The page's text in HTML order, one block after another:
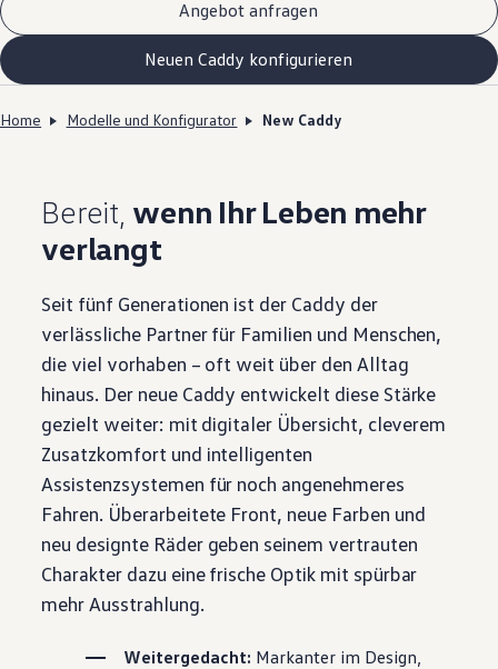
Angebot anfragen
Neuen Caddy konfigurieren
Home Modelle und Konfigurator New Caddy
Bereit, wenn Ihr Leben mehr
verlangt
Seit fünf Generationen ist der Caddy der
verlässliche Partner für Familien und Menschen,
die viel vorhaben – oft weit über den Alltag
hinaus. Der neue Caddy entwickelt diese Stärke
gezielt weiter: mit digitaler Übersicht, cleverem
Zusatzkomfort und intelligenten
Assistenzsystemen für noch angenehmeres
Fahren. Überarbeitete Front, neue Farben und
neu designte Räder geben seinem vertrauten
Charakter dazu eine frische Optik mit spürbar
mehr Ausstrahlung.
Weitergedacht: Markanter im Design,